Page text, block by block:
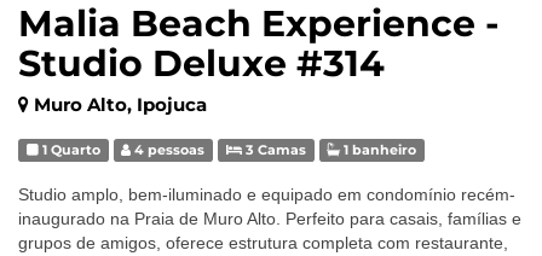
Malia Beach Experience -
Studio Deluxe #314
Muro Alto, Ipojuca
1 Quarto 4 pessoas 3 Camas 1 banheiro
Studio amplo, bem-iluminado e equipado em condomínio recém-
inaugurado na Praia de Muro Alto. Perfeito para casais, famílias e
grupos de amigos, oferece estrutura completa com restaurante,